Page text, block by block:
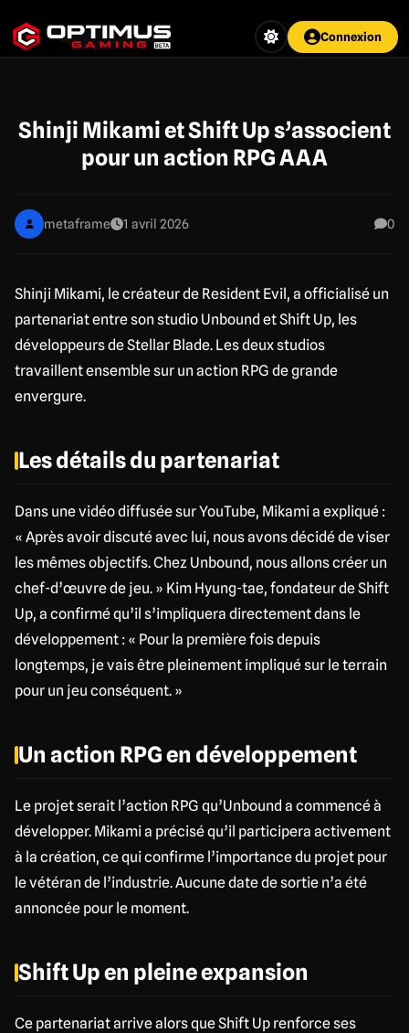
au
contenu
Connexion
Shinji Mikami et Shift Up s’associent
pour un action RPG AAA
metaframe 1 avril 2026 0
Shinji Mikami, le créateur de Resident Evil, a officialisé un
partenariat entre son studio Unbound et Shift Up, les
développeurs de Stellar Blade. Les deux studios
travaillent ensemble sur un action RPG de grande
envergure.
Les détails du partenariat
Dans une vidéo diffusée sur YouTube, Mikami a expliqué :
« Après avoir discuté avec lui, nous avons décidé de viser
les mêmes objectifs. Chez Unbound, nous allons créer un
chef-d’œuvre de jeu. » Kim Hyung-tae, fondateur de Shift
Up, a confirmé qu’il s’impliquera directement dans le
développement : « Pour la première fois depuis
longtemps, je vais être pleinement impliqué sur le terrain
pour un jeu conséquent. »
Un action RPG en développement
Le projet serait l’action RPG qu’Unbound a commencé à
développer. Mikami a précisé qu’il participera activement
à la création, ce qui confirme l’importance du projet pour
le vétéran de l’industrie. Aucune date de sortie n’a été
annoncée pour le moment.
Shift Up en pleine expansion
Ce partenariat arrive alors que Shift Up renforce ses